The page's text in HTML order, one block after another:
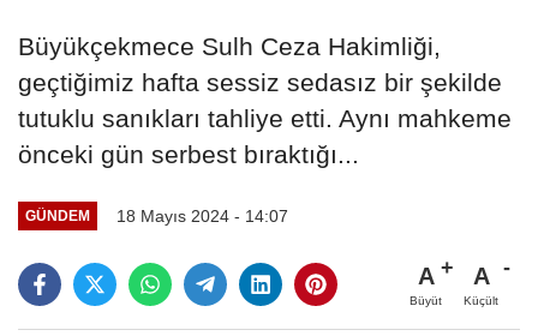
Büyükçekmece Sulh Ceza Hakimliği,
geçtiğimiz hafta sessiz sedasız bir şekilde
tutuklu sanıkları tahliye etti. Aynı mahkeme
önceki gün serbest bıraktığı...
GÜNDEM 18 Mayıs 2024 - 14:07
A
Büyüt
A
Küçült